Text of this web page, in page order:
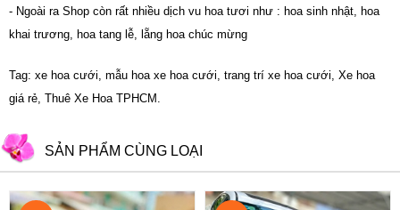
- Ngoài ra Shop còn rất nhiều dịch vu hoa tươi như : hoa sinh nhật, hoa
khai trương, hoa tang lễ, lẵng hoa chúc mừng
Tag: xe hoa cưới, mẫu hoa xe hoa cưới, trang trí xe hoa cưới, Xe hoa
giá rẻ, Thuê Xe Hoa TPHCM.
SẢN PHẨM CÙNG LOẠI